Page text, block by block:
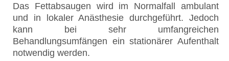
Das Fettabsaugen wird im Normalfall ambulant
und in lokaler Anästhesie durchgeführt. Jedoch
kann bei sehr umfangreichen
Behandlungsumfängen ein stationärer Aufenthalt
notwendig werden.